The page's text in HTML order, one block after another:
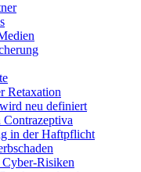
Retaxation
neu definiert
Contrazeptiva
in der Haftpflicht
Risiken